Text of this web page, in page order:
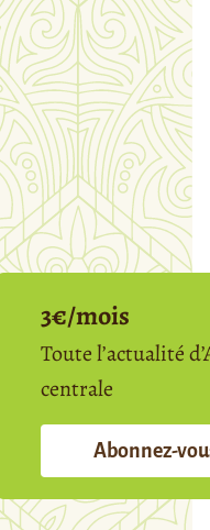
3€/mois
Toute l’actualité
centrale
Abonnez-